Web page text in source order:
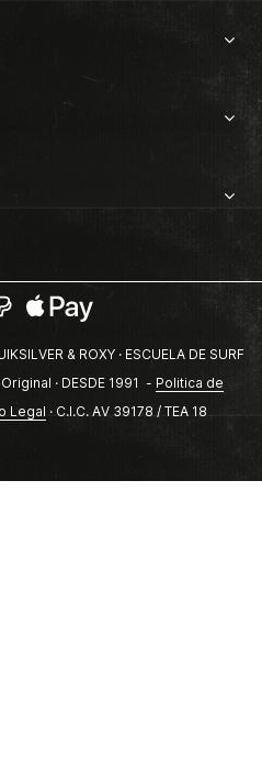
& ROXY · ESCUELA DE SURF
· DESDE 1991 - Politica de
Legal · C.I.C. AV 39178 / TEA 18